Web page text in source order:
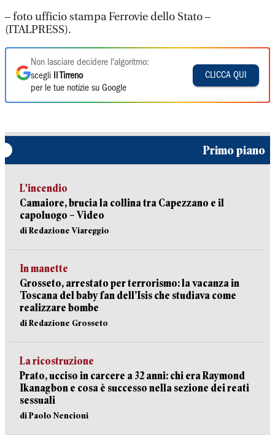
– foto ufficio stampa Ferrovie dello Stato –
(ITALPRESS).
Non lasciare decidere l'algoritmo:
scegli
Il Tirreno
per le tue notizie su Google
CLICCA QUI
Primo piano
L'incendio
Camaiore, brucia la collina tra Capezzano e il
capoluogo – Video
di Redazione Viareggio
In manette
Grosseto, arrestato per terrorismo: la vacanza in
Toscana del baby fan dell’Isis che studiava come
realizzare bombe
di Redazione Grosseto
La ricostruzione
Prato, ucciso in carcere a 32 anni: chi era Raymond
Ikanagbon e cosa è successo nella sezione dei reati
sessuali
di Paolo Nencioni